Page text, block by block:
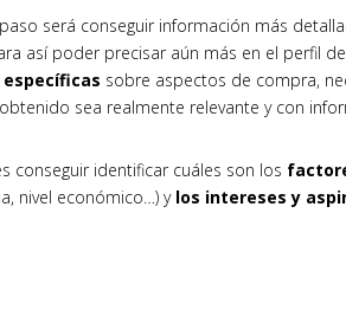
será conseguir información más
así poder precisar aún más en el perfil
sobre aspectos de compra,
sea realmente relevante y con
conseguir identificar cuáles son los
nivel económico…) y los intereses y